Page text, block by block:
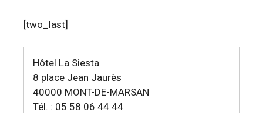
[two_last]
Hôtel La Siesta
8 place Jean Jaurès
40000 MONT-DE-MARSAN
Tél. : 05 58 06 44 44